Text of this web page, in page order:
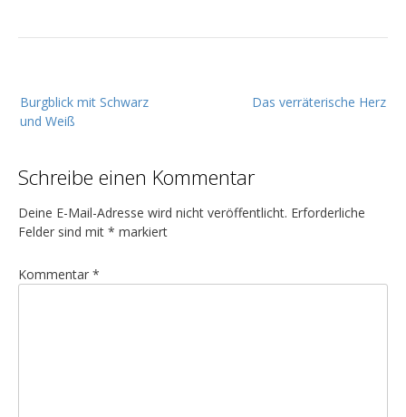
e
t
r
a
g
s
n
Das verräterische Herz
Burgblick mit Schwarz
und Weiß
Schreibe einen Kommentar
Deine E-Mail-Adresse wird nicht veröffentlicht. Erforderliche
Felder sind mit * markiert
Kommentar *